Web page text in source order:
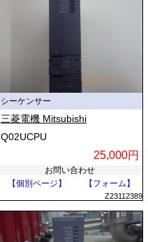
シーケンサー
三菱電機 Mitsubishi
Q02UCPU
25,000円
お問い合わせ
【個別ページ】
【フォーム】
Z23112389